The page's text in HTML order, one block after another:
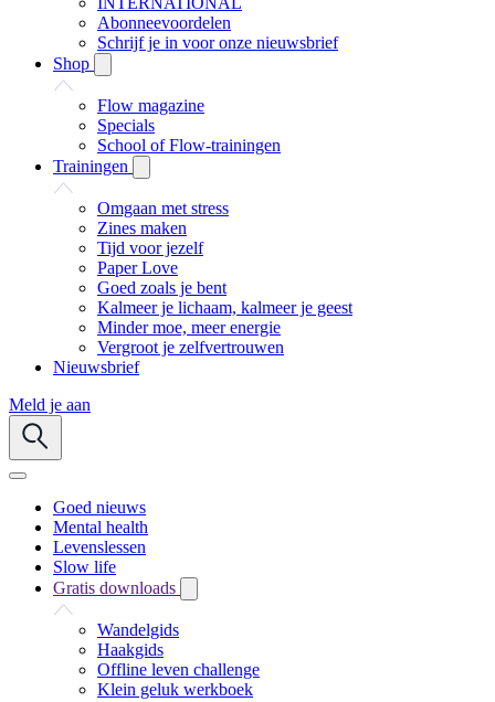
Abonneevoordelen
Schrijf je in voor onze nieuwsbrief
Shop
Flow magazine
Specials
School of Flow-trainingen
Trainingen
Omgaan met stress
Zines maken
Tijd voor jezelf
Paper Love
Goed zoals je bent
Kalmeer je lichaam, kalmeer je geest
Minder moe, meer energie
Vergroot je zelfvertrouwen
Nieuwsbrief
Meld je aan
Goed nieuws
Mental health
Levenslessen
Slow life
Gratis downloads
Wandelgids
Haakgids
Offline leven challenge
Klein geluk werkboek